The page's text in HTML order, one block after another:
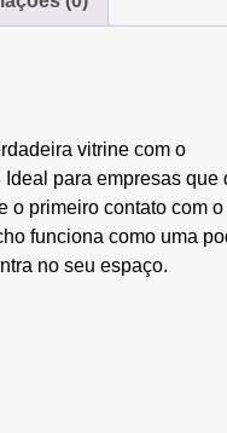
vitrine com o
para empresas que
o primeiro contato com o
funciona como uma
no seu espaço.